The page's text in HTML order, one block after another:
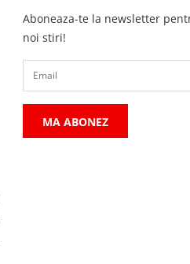
Aboneaza-te la newsletter
noi stiri!
MA ABONEZ